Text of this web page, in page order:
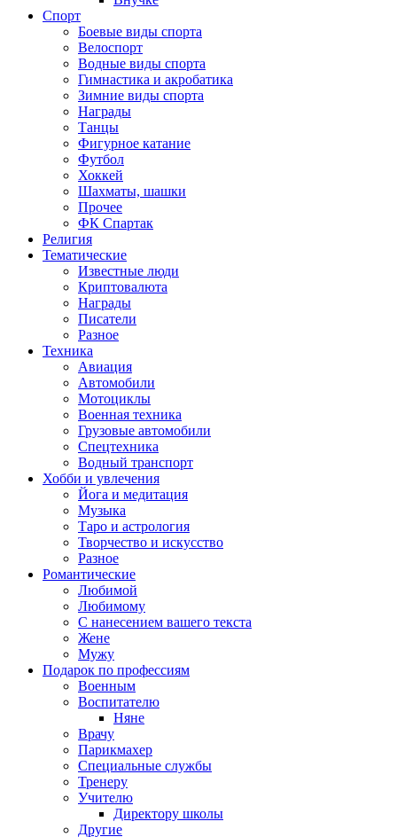
Спорт
Боевые виды спорта
Велоспорт
Водные виды спорта
Гимнастика и акробатика
Зимние виды спорта
Награды
Танцы
Фигурное катание
Футбол
Хоккей
Шахматы, шашки
Прочее
ФК Спартак
Религия
Тематические
Известные люди
Криптовалюта
Награды
Писатели
Разное
Техника
Авиация
Автомобили
Мотоциклы
Военная техника
Грузовые автомобили
Спецтехника
Водный транспорт
Хобби и увлечения
Йога и медитация
Музыка
Таро и астрология
Творчество и искусство
Разное
Романтические
Любимой
Любимому
С нанесением вашего текста
Жене
Мужу
Подарок по профессиям
Военным
Воспитателю
Няне
Врачу
Парикмахер
Специальные службы
Тренеру
Учителю
Директору школы
Другие